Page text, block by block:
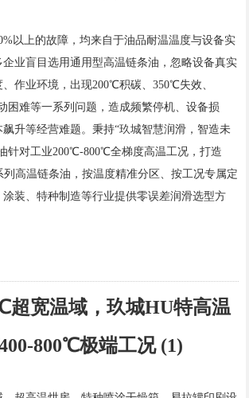
以上的故障，均来自于油品耐温温度与设备实
企业盲目选用通用型高温链条油，忽略设备真实
作业环境，出现200℃积碳、350℃失效、
困难等一系列问题，造成频繁停机、设备损
升等经营难题。秉持“玖城智慧润滑，智造未
针对工业200℃-800℃全梯度高温工况，打造
列高温链条油，按温度精准分区、按工况专属定
装、特种制造等行业提供零误差润滑选型方
宽温域，玖城HU特高温
800℃极端工况 (1)